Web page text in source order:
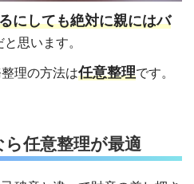
にしても絶対に親にはバ
と思います。
理の方法は任意整理です。
任意整理が最適